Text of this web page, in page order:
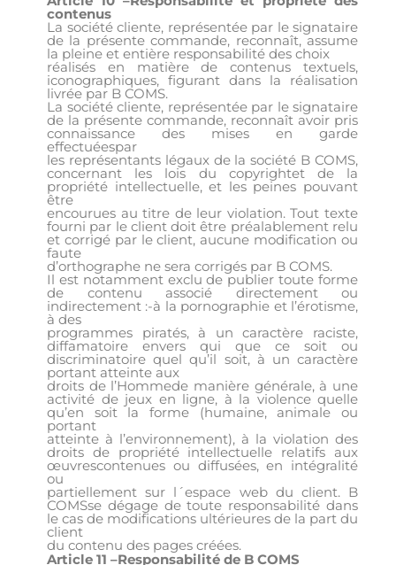
contenus
La société cliente, représentée par le signataire
de la présente commande, reconnaît, assume
la pleine et entière responsabilité des choix
réalisés en matière de contenus textuels,
iconographiques, figurant dans la réalisation
livrée par B COMS.
La société cliente, représentée par le signataire
de la présente commande, reconnaît avoir pris
connaissance des mises en garde
effectuéespar
les représentants légaux de la société B COMS,
concernant les lois du copyrightet de la
propriété intellectuelle, et les peines pouvant
être
encourues au titre de leur violation. Tout texte
fourni par le client doit être préalablement relu
et corrigé par le client, aucune modification ou
faute
d’orthographe ne sera corrigés par B COMS.
Il est notamment exclu de publier toute forme
de contenu associé directement ou
indirectement :-à la pornographie et l’érotisme,
à des
programmes piratés, à un caractère raciste,
diffamatoire envers qui que ce soit ou
discriminatoire quel qu’il soit, à un caractère
portant atteinte aux
droits de l’Hommede manière générale, à une
activité de jeux en ligne, à la violence quelle
qu’en soit la forme (humaine, animale ou
portant
atteinte à l’environnement), à la violation des
droits de propriété intellectuelle relatifs aux
œuvrescontenues ou diffusées, en intégralité
ou
partiellement sur l´espace web du client. B
COMSse dégage de toute responsabilité dans
le cas de modifications ultérieures de la part du
client
du contenu des pages créées.
Article 11 –Responsabilité de B COMS